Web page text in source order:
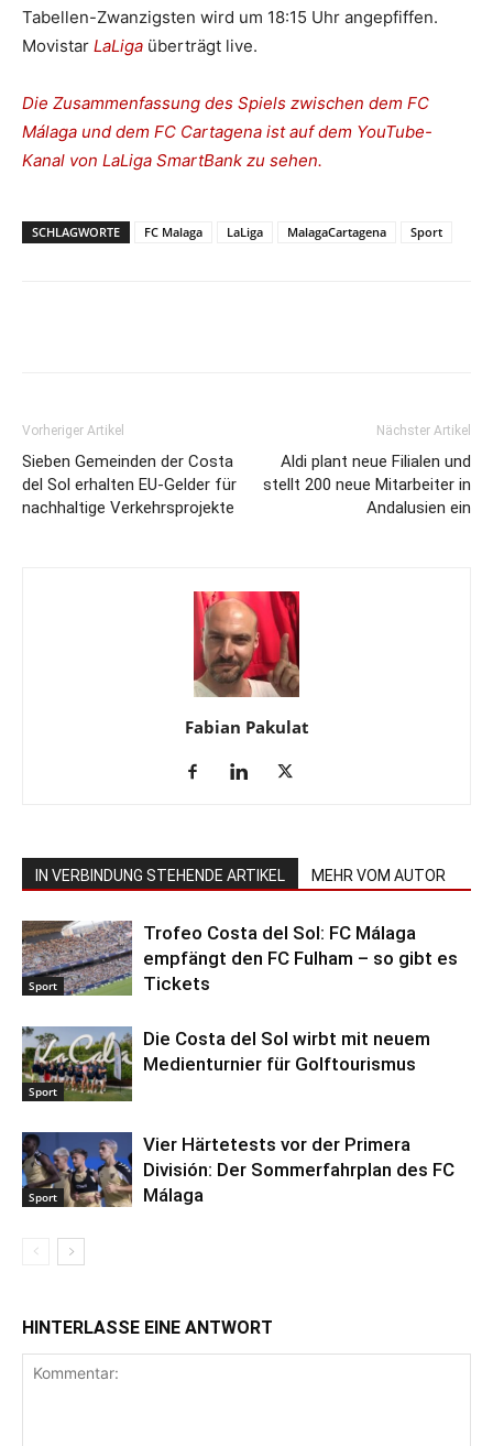
Tabellen-Zwanzigsten wird um 18:15 Uhr angepfiffen.
Movistar LaLiga überträgt live.
Die Zusammenfassung des Spiels zwischen dem FC
Málaga und dem FC Cartagena ist auf dem YouTube-
Kanal von LaLiga SmartBank zu sehen.
SCHLAGWORTE FC Malaga LaLiga MalagaCartagena Sport
Vorheriger Artikel
Sieben Gemeinden der Costa
del Sol erhalten EU-Gelder für
nachhaltige Verkehrsprojekte
Nächster Artikel
Aldi plant neue Filialen und
stellt 200 neue Mitarbeiter in
Andalusien ein
Fabian Pakulat
IN VERBINDUNG STEHENDE ARTIKEL MEHR VOM AUTOR
Sport
Trofeo Costa del Sol: FC Málaga
empfängt den FC Fulham – so gibt es
Tickets
Sport
Die Costa del Sol wirbt mit neuem
Medienturnier für Golftourismus
Sport
Vier Härtetests vor der Primera
División: Der Sommerfahrplan des FC
Málaga
HINTERLASSE EINE ANTWORT